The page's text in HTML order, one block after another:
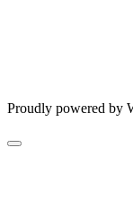
Proudly powered by